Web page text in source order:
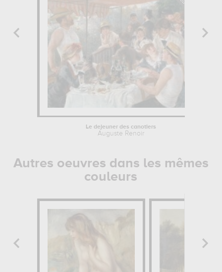
Le dejeuner des canotiers
Auguste Renoir
Autres oeuvres dans les mêmes
couleurs